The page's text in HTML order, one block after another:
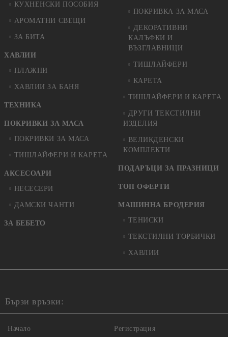
КУХНЕНСКИ ПОСОБИЯ
АРОМАТНИ СВЕЩИ
ЗА БИТА
ХАВЛИИ
ПЛАЖНИ
ХАВЛИИ ЗА БАНЯ
ТЕХНИКА
ПОКРИВКИ ЗА МАСА
ПОКРИВКИ ЗА МАСА
ТИШЛАЙФЕРИ И КАРЕТА
АКСЕСОАРИ
НЕСЕСЕРИ
ДАМСКИ ЧАНТИ
ЗА БЕБЕТО
ПОКРИВКА ЗА МАСА
ДЕКОРАТИВНИ
КАЛЪФКИ И
ВЪЗГЛАВНИЦИ
ТИШЛАЙФЕРИ
КАРЕТА
ТИШЛАЙФЕРИ И КАРЕТА
ДРУГИ ТЕКСТИЛНИ
ИЗДЕЛИЯ
ВЕЛИКДЕНСКИ
КОМПЛЕКТИ
ПОДАРЪЦИ ЗА ПРАЗНИЦИ
ТОП ОФЕРТИ
МАШИННА БРОДЕРИЯ
ТЕНИСКИ
ТЕКСТИЛНИ ТОРБИЧКИ
ХАВЛИИ
Бързи връзки:
Начало Регистрация